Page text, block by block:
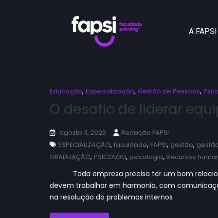
A FAPSI
Educação, Especialização, Gestão de Pessoas,
O desafio de liderar
agosto 3, 2020
Redação FAPSI
ESPECIALIZAÇÃO, faculdade, FAPSI, gestão,
GRADUAÇÃO, PSICOLOG, psicologia, Recursos
Toda empresa precisa ter um bom
devem trabalhar em harmonia, com
na resolução do problemas internos